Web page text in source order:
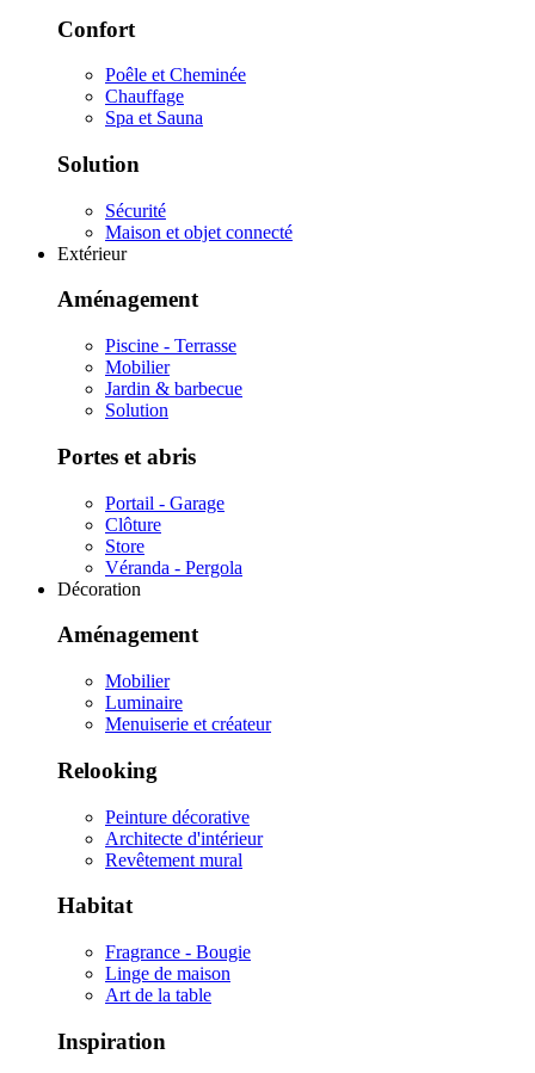
Confort
Poêle et Cheminée
Chauffage
Spa et Sauna
Solution
Sécurité
Maison et objet connecté
Extérieur
Aménagement
Piscine - Terrasse
Mobilier
Jardin & barbecue
Solution
Portes et abris
Portail - Garage
Clôture
Store
Véranda - Pergola
Décoration
Aménagement
Mobilier
Luminaire
Menuiserie et créateur
Relooking
Peinture décorative
Architecte d'intérieur
Revêtement mural
Habitat
Fragrance - Bougie
Linge de maison
Art de la table
Inspiration